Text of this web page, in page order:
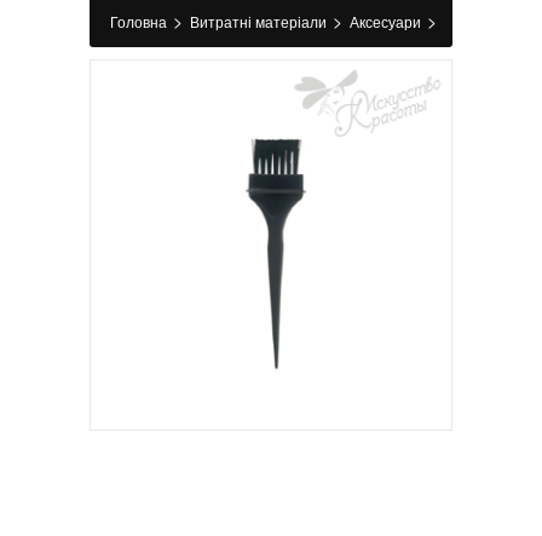
Головна > Витратні матеріали > Аксесуари >
Пензлики, вінчики, лопатки для фарбування>
Кисточка для окрашивания черная Comair